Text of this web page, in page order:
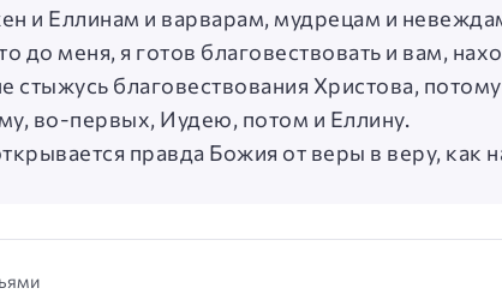
и Еллинам и варварам, мудрецам и
до меня, я готов благовествовать и вам,
стыжусь благовествования Христова,
во-первых, Иудею, потом и Еллину.
правда Божия от веры в веру,